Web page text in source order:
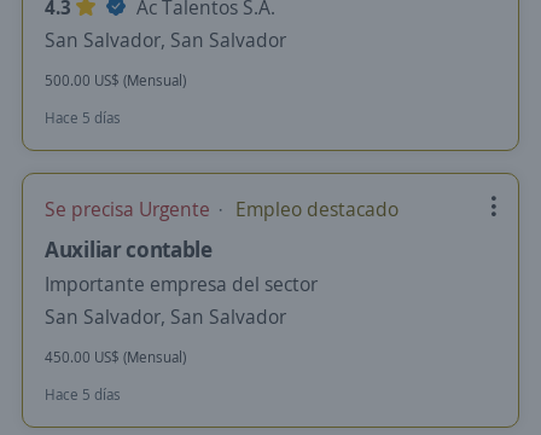
4.3
Ac Talentos S.A.
San Salvador, San Salvador
500.00 US$ (Mensual)
Hace 5 días
Se precisa Urgente Empleo destacado
Auxiliar contable
Importante empresa del sector
San Salvador, San Salvador
450.00 US$ (Mensual)
Hace 5 días